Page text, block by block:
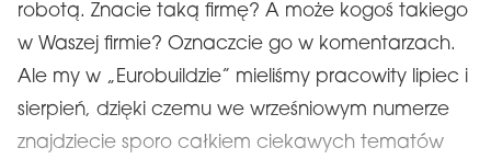
robotą. Znacie taką firmę? A może kogoś takiego
w Waszej firmie? Oznaczcie go w komentarzach.
Ale my w „Eurobuildzie” mieliśmy pracowity lipiec i
sierpień, dzięki czemu we wrześniowym numerze
znajdziecie sporo całkiem ciekawych tematów